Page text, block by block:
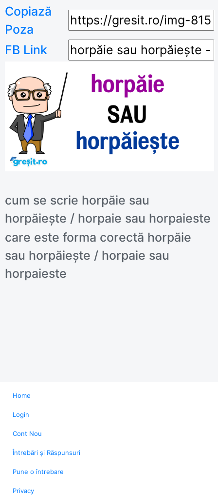
Copiază
Poza
FB Link
cum se scrie horpăie sau
horpăiește / horpaie sau horpaieste
care este forma corectă horpăie
sau horpăiește / horpaie sau
horpaieste
Home
Login
Cont Nou
Întrebări și Răspunsuri
Pune o întrebare
Privacy